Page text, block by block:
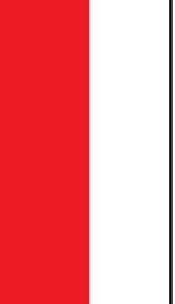
UA75 att
du tittar på.
kommer
detaljer och